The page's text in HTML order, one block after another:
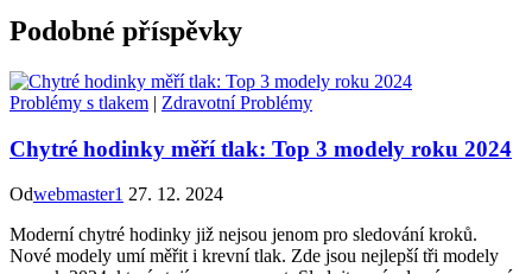
Podobné příspěvky
Problémy s tlakem | Zdravotní Problémy
Chytré hodinky měří tlak: Top 3 modely roku 2024
Odwebmaster1 27. 12. 2024
Moderní chytré hodinky již nejsou jenom pro sledování kroků.
Nové modely umí měřit i krevní tlak. Zde jsou nejlepší tři modely